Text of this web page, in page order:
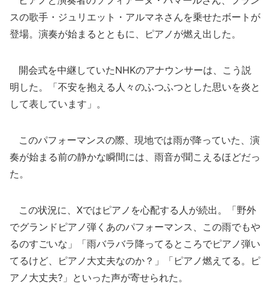
スの歌手・ジュリエット・アルマネさんを乗せたボートが
登場。演奏が始まるとともに、ピアノが燃え出した。
開会式を中継していたNHKのアナウンサーは、こう説
明した。「不安を抱える人々のふつふつとした思いを炎と
して表しています」。
このパフォーマンスの際、現地では雨が降っていた、演
奏が始まる前の静かな瞬間には、雨音が聞こえるほどだっ
た。
この状況に、Xではピアノを心配する人が続出。「野外
でグランドピアノ弾くあのパフォーマンス、この雨でもや
るのすごいな」「雨バラバラ降ってるところでピアノ弾い
てるけど、ピアノ大丈夫なのか？」「ピアノ燃えてる。ピ
アノ大丈夫?」といった声が寄せられた。